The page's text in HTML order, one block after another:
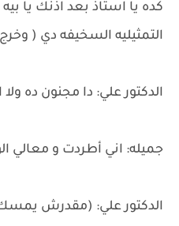
كده يا استاذ بعد اذنك يا
التمثيليه السخيفه دي (
الدكتور علي: دا مجنون ده
جميله: اني أطردت و معالي
الدكتور علي: (مقدرش